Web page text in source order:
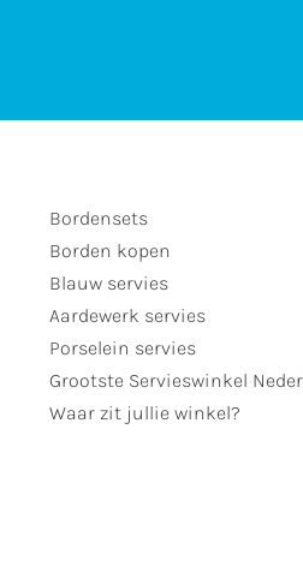
Bordensets
Borden kopen
Blauw servies
Aardewerk servies
Porselein servies
Grootste Servieswinkel
Waar zit jullie winkel?